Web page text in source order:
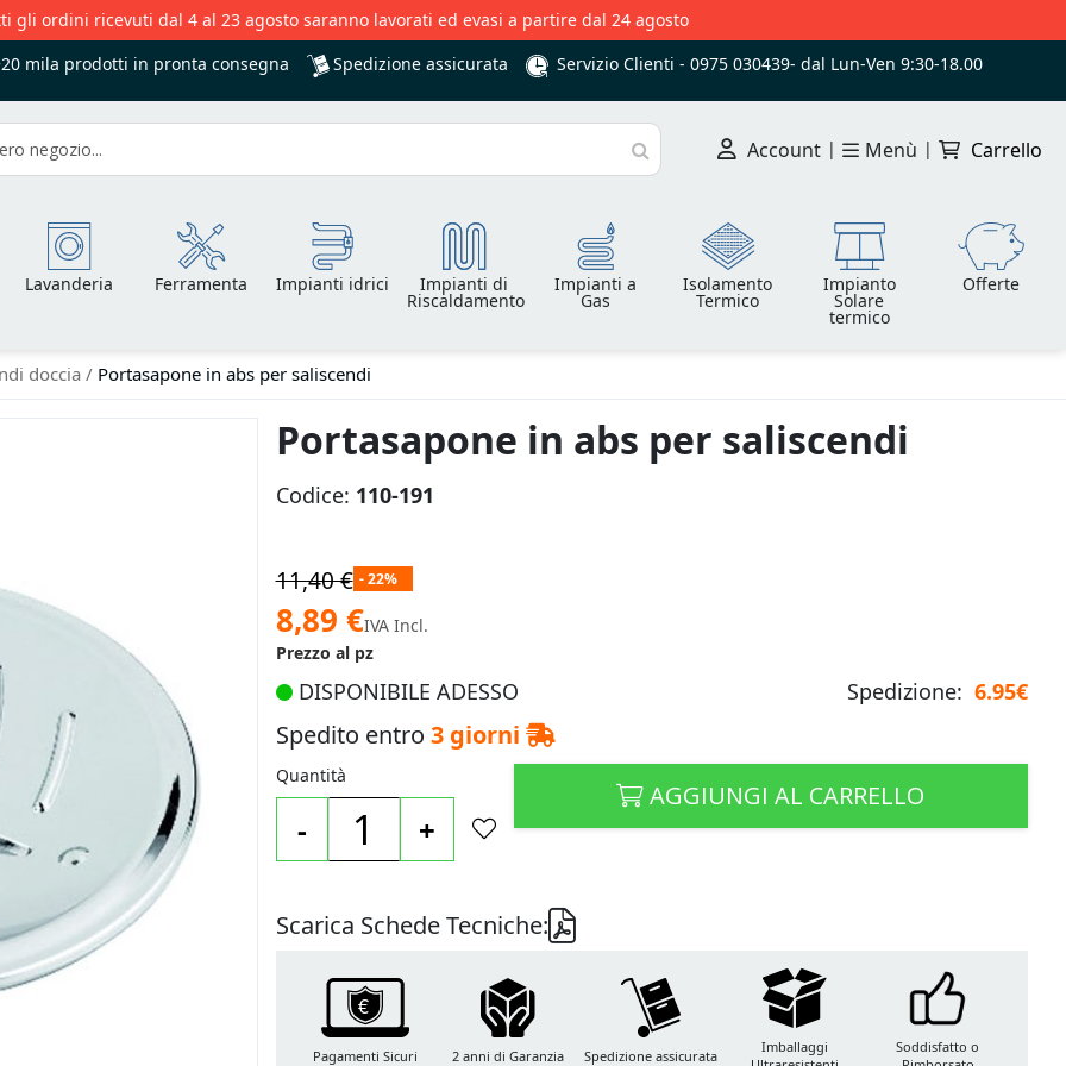
gli ordini ricevuti dal 4 al 23 agosto saranno lavorati ed evasi a partire dal 24 agosto
mila prodotti in pronta consegna Spedizione assicurata Servizio Clienti - 0975 030439- dal Lun-Ven 9:30-18.00
Cerca
Account | Menù | Carrello
Lavanderia Ferramenta Impianti idrici Impianti di
Riscaldamento
Impianti a
Gas
Isolamento
Termico
Impianto
Solare
termico
Offerte
doccia Portasapone in abs per saliscendi
Portasapone in abs per saliscendi
Codice: 110-191
11,40 € - 22%
Prezzo
speciale
8,89 €IVA Incl.
Prezzo al pz
DISPONIBILE ADESSO Spedizione: 6.95€
Spedito entro 3 giorni
Quantità
- +
AGGIUNGI AL CARRELLO
Scarica Schede Tecniche:
Pagamenti Sicuri 2 anni di Garanzia Spedizione assicurata
Imballaggi
Soddisfatto o